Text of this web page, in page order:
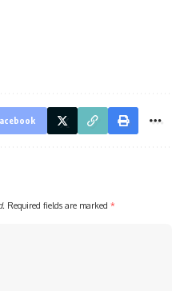
Required fields are marked *